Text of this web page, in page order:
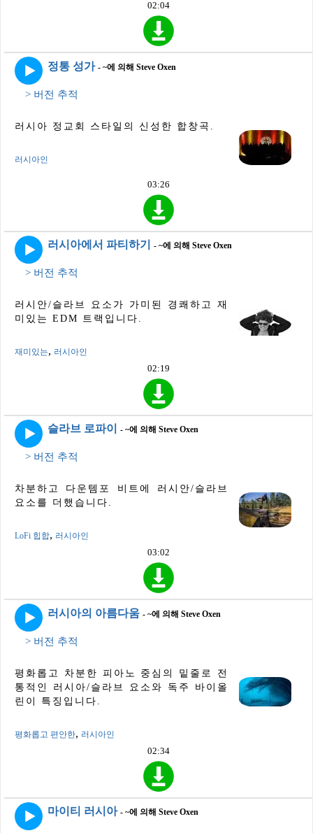
02:04
정통 성가 - ~에 의해 Steve Oxen
> 버전 추적
러시아 정교회 스타일의 신성한 합창곡.
러시아인
03:26
러시아에서 파티하기 - ~에 의해 Steve Oxen
> 버전 추적
러시안/슬라브 요소가 가미된 ​​경쾌하고 재
미있는 EDM 트랙입니다.
재미있는, 러시아인
02:19
슬라브 로파이 - ~에 의해 Steve Oxen
> 버전 추적
차분하고 다운템포 비트에 러시안/슬라브
요소를 더했습니다.
LoFi 힙합, 러시아인
03:02
러시아의 아름다움 - ~에 의해 Steve Oxen
> 버전 추적
평화롭고 차분한 피아노 중심의 밑줄로 전
통적인 러시아/슬라브 요소와 독주 바이올
린이 특징입니다.
평화롭고 편안한, 러시아인
02:34
마이티 러시아 - ~에 의해 Steve Oxen